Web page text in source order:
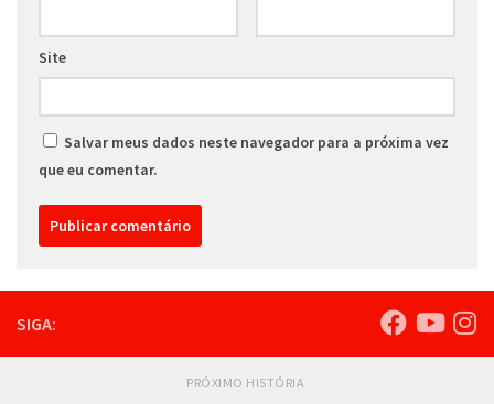
Site
Salvar meus dados neste navegador para a próxima vez
que eu comentar.
SIGA:
PRÓXIMO HISTÓRIA